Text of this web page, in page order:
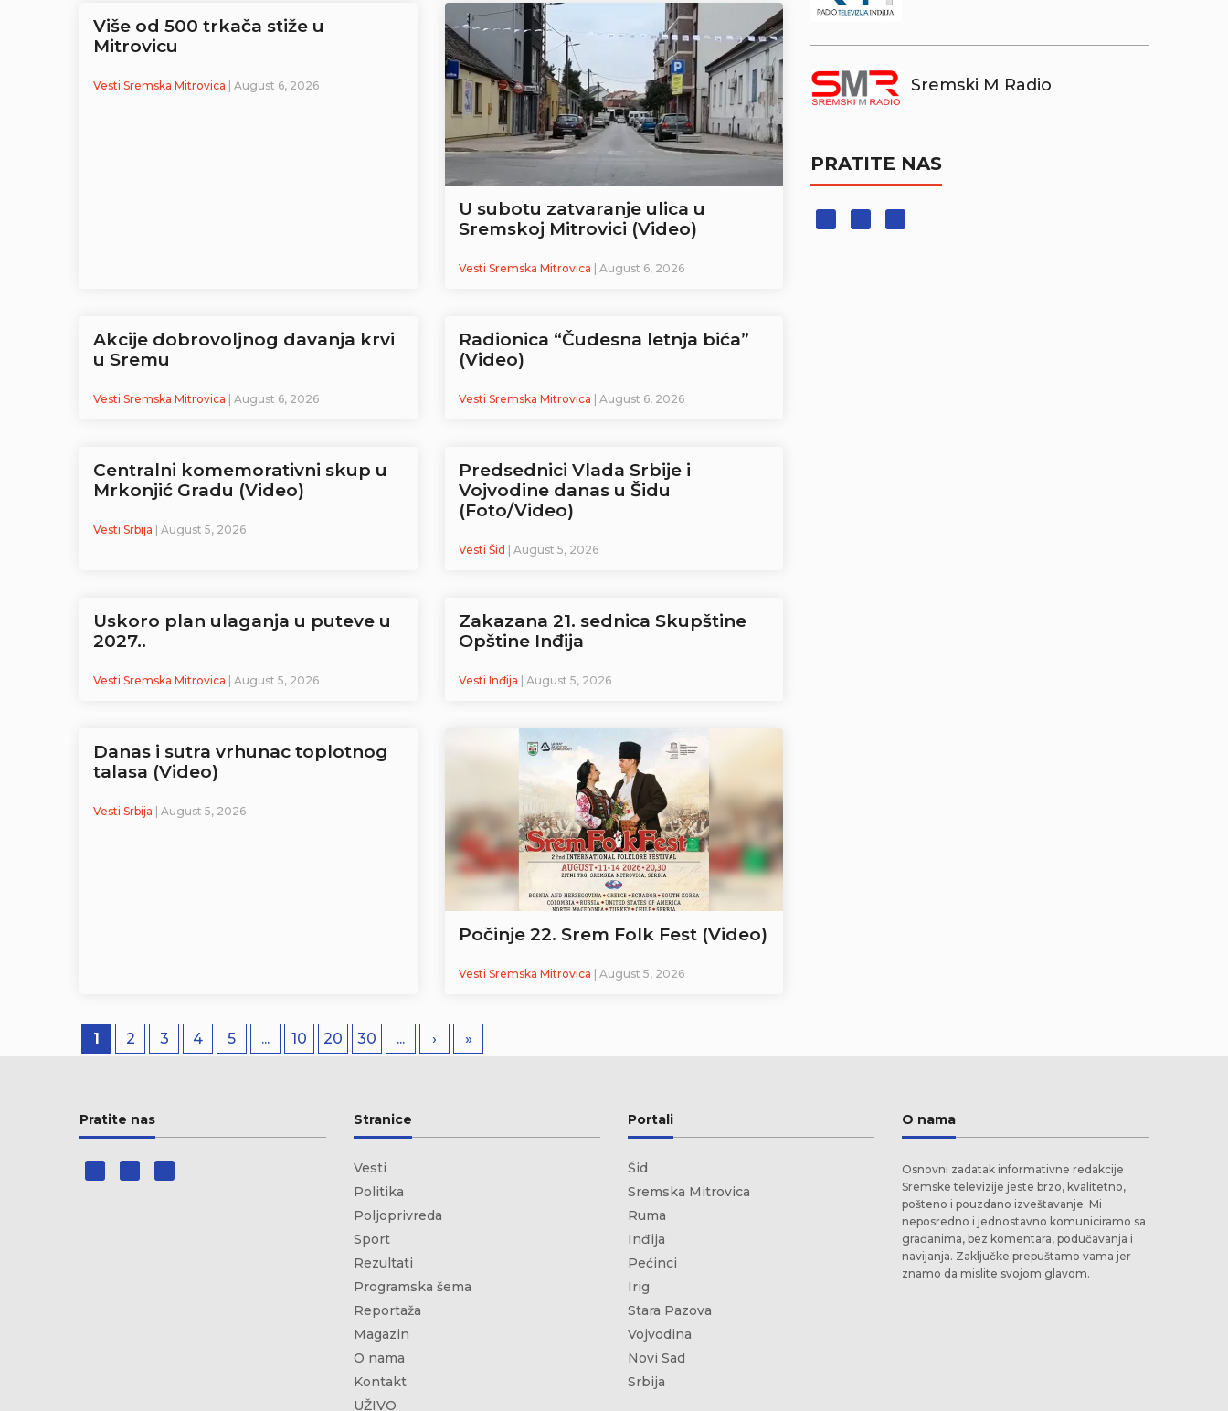
Više od 500 trkača stiže u
Mitrovicu
Vesti Sremska Mitrovica | August 6, 2026
U subotu zatvaranje ulica u
Sremskoj Mitrovici (Video)
Vesti Sremska Mitrovica | August 6, 2026
Akcije dobrovoljnog davanja krvi
u Sremu
Vesti Sremska Mitrovica | August 6, 2026
Radionica “Čudesna letnja bića”
(Video)
Vesti Sremska Mitrovica | August 6, 2026
Centralni komemorativni skup u
Mrkonjić Gradu (Video)
Vesti Srbija | August 5, 2026
Predsednici Vlada Srbije i
Vojvodine danas u Šidu
(Foto/Video)
Vesti Šid | August 5, 2026
Uskoro plan ulaganja u puteve u
2027..
Vesti Sremska Mitrovica | August 5, 2026
Zakazana 21. sednica Skupštine
Opštine Inđija
Vesti Inđija | August 5, 2026
Danas i sutra vrhunac toplotnog
talasa (Video)
Vesti Srbija | August 5, 2026
Počinje 22. Srem Folk Fest (Video)
Vesti Sremska Mitrovica | August 5, 2026
1 2 3 4 5 ... 10 20 30 ... › »
Sremski M Radio
PRATITE NAS
Pratite nas Stranice
Vesti
Politika
Poljoprivreda
Sport
Rezultati
Programska šema
Reportaža
Magazin
O nama
Kontakt
UŽIVO
Portali
Šid
Sremska Mitrovica
Ruma
Inđija
Pećinci
Irig
Stara Pazova
Vojvodina
Novi Sad
Srbija
O nama
Osnovni zadatak informativne redakcije
Sremske televizije jeste brzo, kvalitetno,
pošteno i pouzdano izveštavanje. Mi
neposredno i jednostavno komuniciramo sa
građanima, bez komentara, podučavanja i
navijanja. Zaključke prepuštamo vama jer
znamo da mislite svojom glavom.